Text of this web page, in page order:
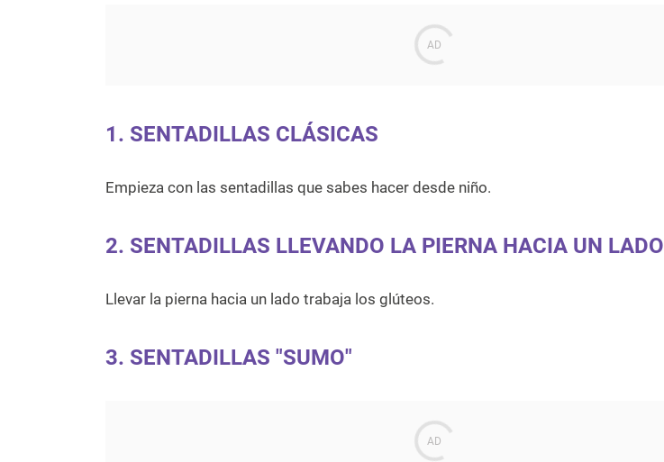
1. SENTADILLAS CLÁSICAS
Empieza con las sentadillas que sabes hacer desde niño.
2. SENTADILLAS LLEVANDO LA PIERNA HACIA UN LADO
Llevar la pierna hacia un lado trabaja los glúteos.
3. SENTADILLAS "SUMO"